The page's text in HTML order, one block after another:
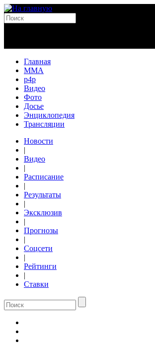
Главная
MMA
p4p
Видео
Фото
Досье
Энциклопедия
Трансляции
Новости
|
Видео
|
Расписание
|
Результаты
|
Эксклюзив
|
Прогнозы
|
Соцсети
|
Рейтинги
|
Ставки